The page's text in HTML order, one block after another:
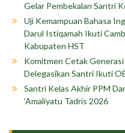
Gelar Pembekalan Santri
Uji Kemampuan Bahasa
Darul Istiqamah Ikuti
Kabupaten HST
Komitmen Cetak
Delegasikan Santri Ikuti
Santri Kelas Akhir PPM
‘Amaliyatu Tadris 2026